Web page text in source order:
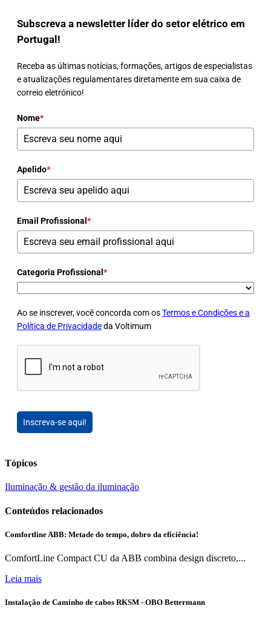
Subscreva a newsletter líder do setor elétrico em
Portugal!
Receba as últimas notícias, formações, artigos de especialistas
e atualizações regulamentares diretamente em sua caixa de
correio eletrónico!
Nome*
Apelido*
Email Profissional *
Categoria Profissional *
Ao se inscrever, você concorda com osTermos e Condições e a
Política de Privacidadeda Voltimum
Inscreva-se aqui!
Tópicos
Iluminação & gestão da iluminação
Conteúdos relacionados
Comfortline ABB: Metade do tempo, dobro da eficiência!
ComfortLine Compact CU da ABB combina design discreto,...
Leia mais
Instalação de Caminho de cabos RKSM - OBO Bettermann